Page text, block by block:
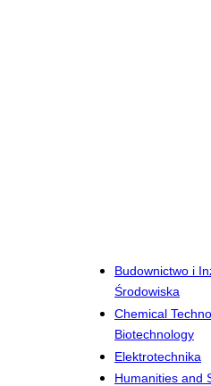
Budownictwo i
Środowiska
Chemical
Biotechnology
Elektrotechnika
Humanities and